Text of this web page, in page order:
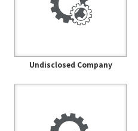
Undisclosed Company